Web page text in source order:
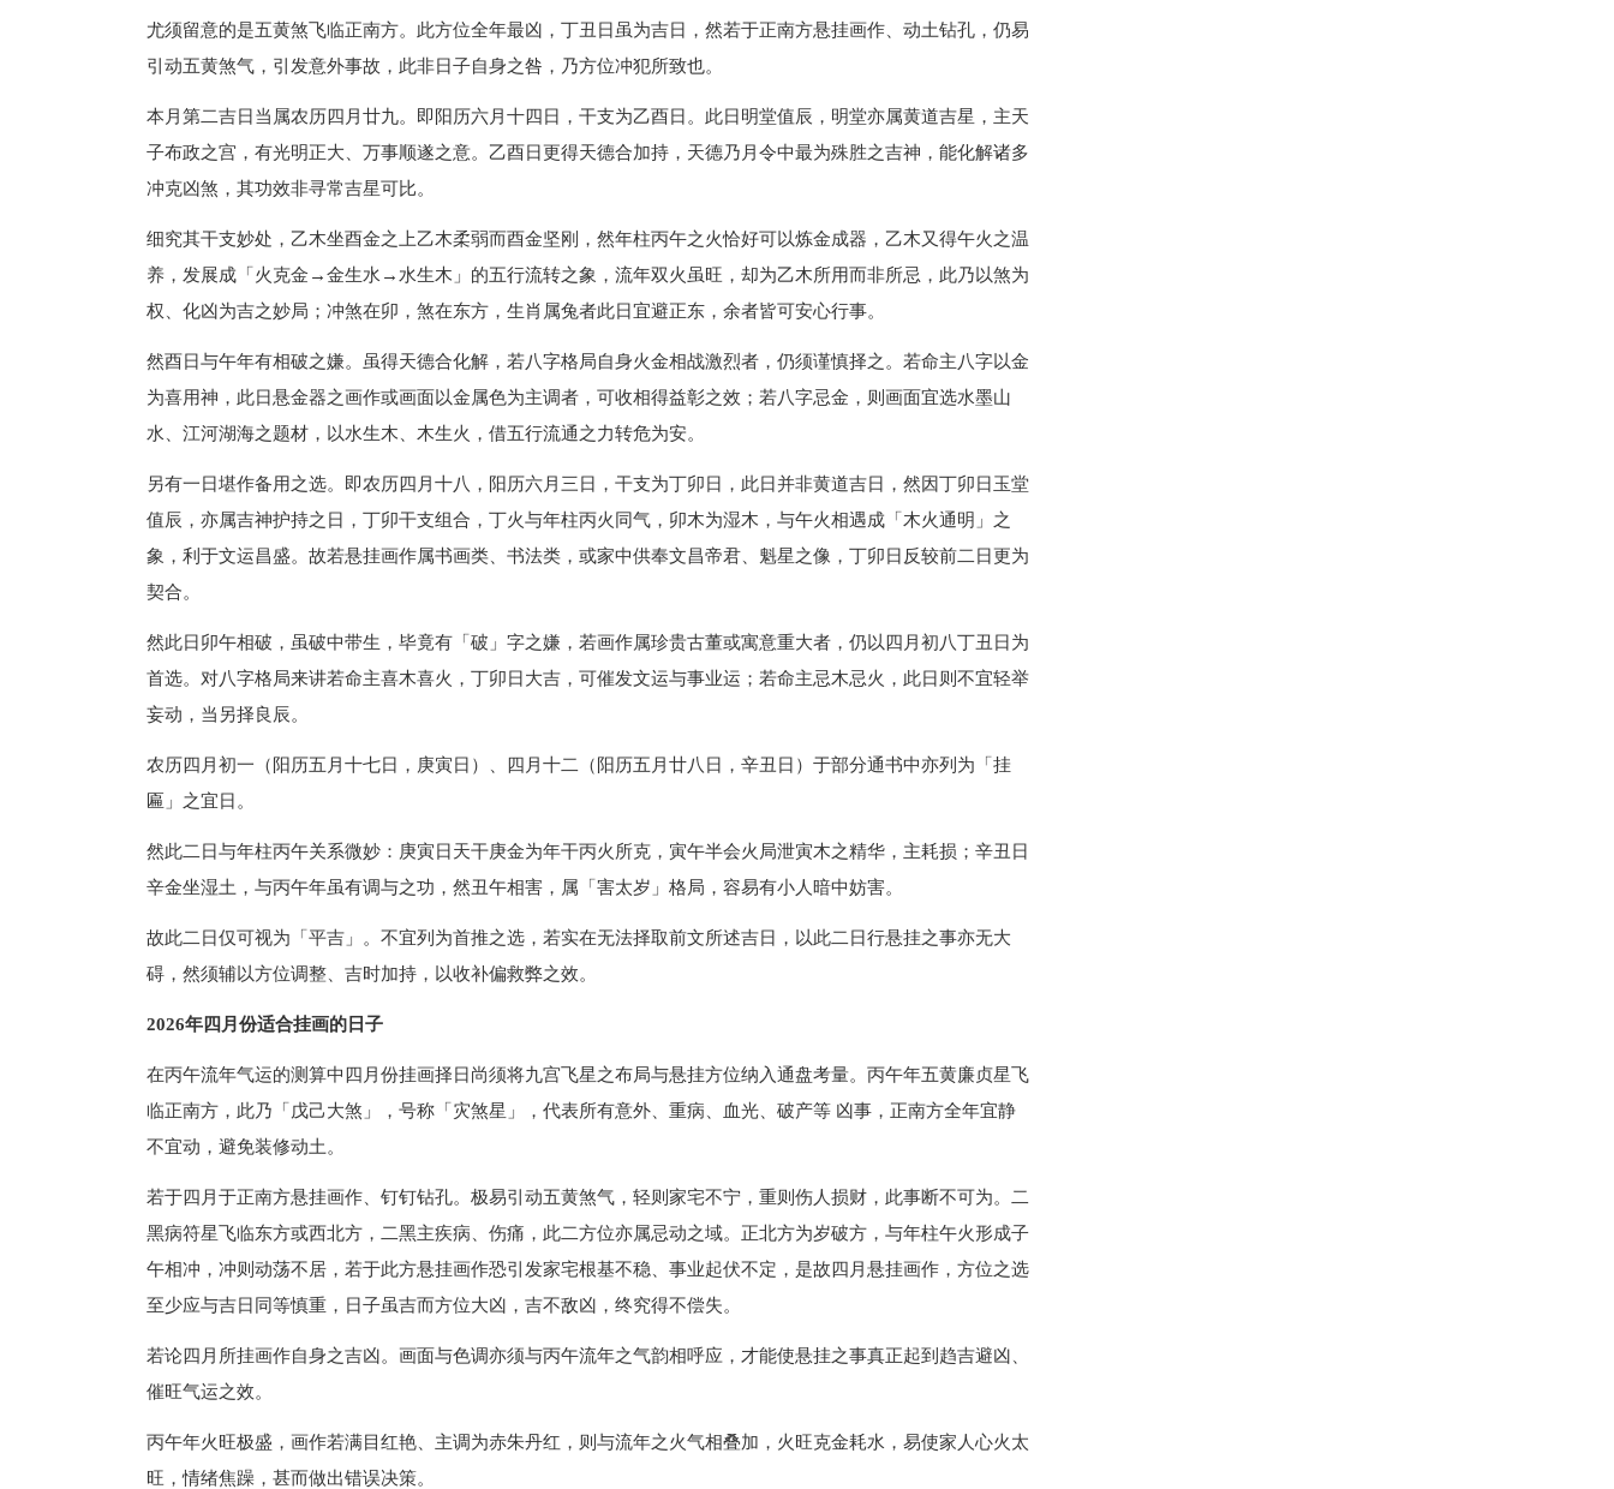
尤须留意的是五黄煞飞临正南方。此方位全年最凶，丁丑日虽为吉日，然若于正南方悬挂画作、动土钻孔，仍易
引动五黄煞气，引发意外事故，此非日子自身之咎，乃方位冲犯所致也。
本月第二吉日当属农历四月廿九。即阳历六月十四日，干支为乙酉日。此日明堂值辰，明堂亦属黄道吉星，主天
子布政之宫，有光明正大、万事顺遂之意。乙酉日更得天德合加持，天德乃月令中最为殊胜之吉神，能化解诸多
冲克凶煞，其功效非寻常吉星可比。
细究其干支妙处，乙木坐酉金之上乙木柔弱而酉金坚刚，然年柱丙午之火恰好可以炼金成器，乙木又得午火之温
养，发展成「火克金→金生水→水生木」的五行流转之象，流年双火虽旺，却为乙木所用而非所忌，此乃以煞为
权、化凶为吉之妙局；冲煞在卯，煞在东方，生肖属兔者此日宜避正东，余者皆可安心行事。
然酉日与午年有相破之嫌。虽得天德合化解，若八字格局自身火金相战激烈者，仍须谨慎择之。若命主八字以金
为喜用神，此日悬金器之画作或画面以金属色为主调者，可收相得益彰之效；若八字忌金，则画面宜选水墨山
水、江河湖海之题材，以水生木、木生火，借五行流通之力转危为安。
另有一日堪作备用之选。即农历四月十八，阳历六月三日，干支为丁卯日，此日并非黄道吉日，然因丁卯日玉堂
值辰，亦属吉神护持之日，丁卯干支组合，丁火与年柱丙火同气，卯木为湿木，与午火相遇成「木火通明」之
象，利于文运昌盛。故若悬挂画作属书画类、书法类，或家中供奉文昌帝君、魁星之像，丁卯日反较前二日更为
契合。
然此日卯午相破，虽破中带生，毕竟有「破」字之嫌，若画作属珍贵古董或寓意重大者，仍以四月初八丁丑日为
首选。对八字格局来讲若命主喜木喜火，丁卯日大吉，可催发文运与事业运；若命主忌木忌火，此日则不宜轻举
妄动，当另择良辰。
农历四月初一（阳历五月十七日，庚寅日）、四月十二（阳历五月廿八日，辛丑日）于部分通书中亦列为「挂
匾」之宜日。
然此二日与年柱丙午关系微妙：庚寅日天干庚金为年干丙火所克，寅午半会火局泄寅木之精华，主耗损；辛丑日
辛金坐湿土，与丙午年虽有调与之功，然丑午相害，属「害太岁」格局，容易有小人暗中妨害。
故此二日仅可视为「平吉」。不宜列为首推之选，若实在无法择取前文所述吉日，以此二日行悬挂之事亦无大
碍，然须辅以方位调整、吉时加持，以收补偏救弊之效。
2026年四月份适合挂画的日子
在丙午流年气运的测算中四月份挂画择日尚须将九宫飞星之布局与悬挂方位纳入通盘考量。丙午年五黄廉贞星飞
临正南方，此乃「戊己大煞」，号称「灾煞星」，代表所有意外、重病、血光、破产等 凶事，正南方全年宜静
不宜动，避免装修动土。
若于四月于正南方悬挂画作、钉钉钻孔。极易引动五黄煞气，轻则家宅不宁，重则伤人损财，此事断不可为。二
黑病符星飞临东方或西北方，二黑主疾病、伤痛，此二方位亦属忌动之域。正北方为岁破方，与年柱午火形成子
午相冲，冲则动荡不居，若于此方悬挂画作恐引发家宅根基不稳、事业起伏不定，是故四月悬挂画作，方位之选
至少应与吉日同等慎重，日子虽吉而方位大凶，吉不敌凶，终究得不偿失。
若论四月所挂画作自身之吉凶。画面与色调亦须与丙午流年之气韵相呼应，才能使悬挂之事真正起到趋吉避凶、
催旺气运之效。
丙午年火旺极盛，画作若满目红艳、主调为赤朱丹红，则与流年之火气相叠加，火旺克金耗水，易使家人心火太
旺，情绪焦躁，甚而做出错误决策。